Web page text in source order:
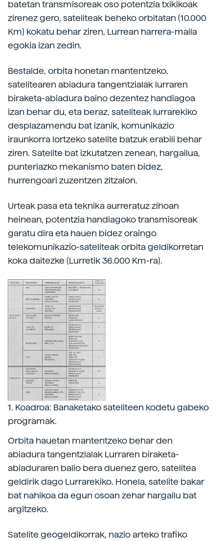
batetan transmisoreak oso potentzia txikikoak
zirenez gero, sateliteak beheko orbitatan (10.000
Km) kokatu behar ziren, Lurrean harrera-maila
egokia izan zedin.
Bestalde, orbita honetan mantentzeko,
satelitearen abiadura tangentzialak lurraren
biraketa-abiadura baino dezentez handiagoa
izan behar du, eta beraz, sateliteak lurrarekiko
desplazamendu bat izanik, komunikazio
iraunkorra lortzeko satelite batzuk erabili behar
ziren. Satelite bat izkutatzen zenean, hargailua,
punteriazko mekanismo baten bidez,
hurrengoari zuzentzen zitzaion.
Urteak pasa eta teknika aurreratuz zihoan
heinean, potentzia handiagoko transmisoreak
garatu dira eta hauen bidez oraingo
telekomunikazio-sateliteak orbita geldikorretan
koka daitezke (Lurretik 36.000 Km-ra).
1. Koadroa: Banaketako sateliteen kodetu gabeko
programak.
Orbita hauetan mantentzeko behar den
abiadura tangentzialak Lurraren biraketa-
abiaduraren balio bera duenez gero, satelitea
geldirik dago Lurrarekiko. Honela, satelite bakar
bat nahikoa da egun osoan zehar hargailu bat
argitzeko.
Satelite geogeldikorrak, nazio arteko trafiko